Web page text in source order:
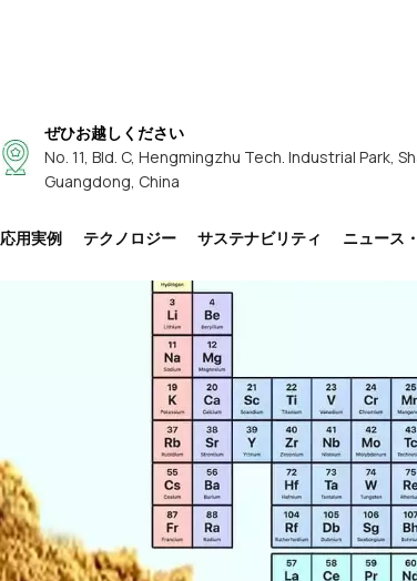
ぜひお越しください
No. 11, Bld. C, Hengmingzhu Tech. Industrial Park,
Guangdong, China
応用実例 テクノロジー サステナビリティ ニュース